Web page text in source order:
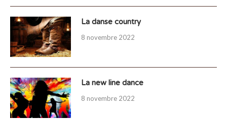
La danse country
8 novembre 2022
La new line dance
8 novembre 2022